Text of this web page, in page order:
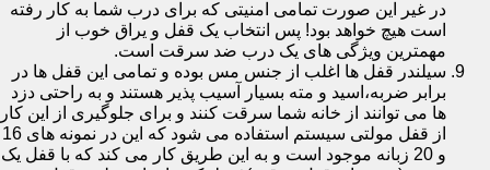
در غیر این صورت تمامی امنیتی که برای درب شما به کار رفته
است هیچ خواهد بود! پس انتخاب یک قفل و یراق خوب از
مهمترین ویژگی های یک درب ضد سرقت است.
سیلندر قفل ها اغلب از جنس مس بوده و تمامی این قفل ها در
برابر ضربه،اسید و مته بسیار آسیب پذیر هستند و به راحتی دزد
ها می توانند از خانه شما سرقت کنند و برای جلوگیری از این کار
از قفل مولتی سیستم استفاده می شود که این در نمونه های 16
و 20 زبانه موجود است و به این طریق کار می کند که با قفل یک